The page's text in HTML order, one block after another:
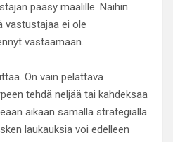
pääsy maalille. Näihin
vastustajaa ei ole
vastaamaan.
On vain pelattava
tehdä neljää tai kahdeksaa
aikaan samalla strategialla
laukauksia voi edelleen